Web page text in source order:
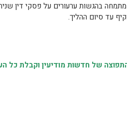
בהגשות ערעורים על פסקי דין
עד סיום ההליך.
של חדשות מודיעין וקבלת כל